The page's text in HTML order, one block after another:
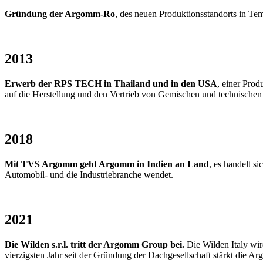
Gründung der Argomm-Ro, des neuen Produktionsstandorts in
2013
Erwerb der RPS TECH in Thailand und in den USA, einer
auf die Herstellung und den Vertrieb von Gemischen und
2018
Mit TVS Argomm geht Argomm in Indien an Land, es handelt
Automobil- und die Industriebranche wendet.
2021
Die Wilden s.r.l. tritt der Argomm Group bei. Die Wilden Italy
vierzigsten Jahr seit der Gründung der Dachgesellschaft stärkt die